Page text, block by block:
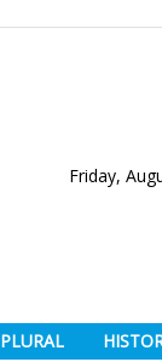
Friday,
PLURAL